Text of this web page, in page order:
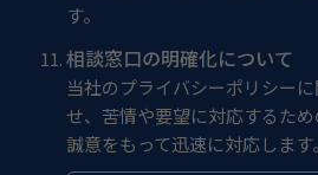
す。
相談窓口の明確化について
当社のプライバシーポリシー
せ、苦情や要望に対応するため
誠意をもって迅速に対応します。